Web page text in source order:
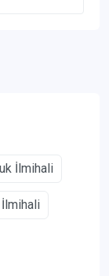
İlmihali